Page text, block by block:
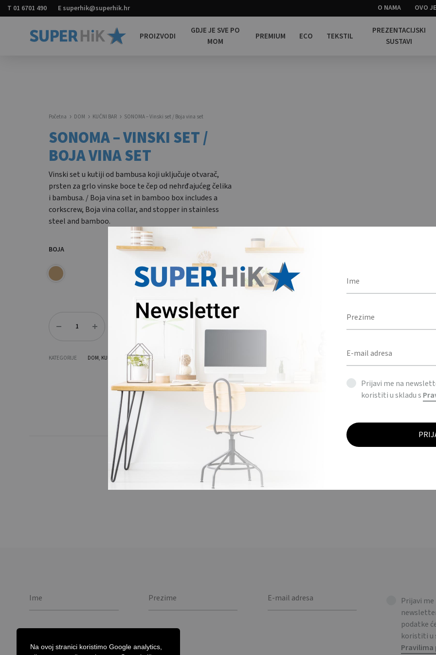
Na ovoj stranici koristimo Google analytics,
T 01 6701 490 E superhik@superhik.hr O NAMA OVO
PROIZVODI
GDJE JE SVE PO
MOM
PREMIUM ECO TEKSTIL
PREZENTACIJSKI
SUSTAVI
Početna DOM KUĆNI BAR SONOMA – Vinski set / Boja vina set
SONOMA – VINSKI SET /
BOJA VINA SET
Vinski set u kutiji od bambusa koji uključuje otvarač,
prsten za grlo vinske boce te čep od nehrđajućeg čelika
i bambusa. / Boja vina set in bamboo box includes a
corkscrew, Boja vina collar, and stopper in stainless
steel and bamboo.
BOJA
Količina
DODAJ U UPIT
KATEGORIJE DOM, KUĆNI BAR
OPIS DODATNE INFORMACIJE
Vinski set u kutiji od bambusa koji uključuje otvarač, prsten za grlo vinske boce te čep od
bambusa. / Boja vina set in bamboo box includes a corkscrew, Boja vina collar, and
and bamboo.
Prijavi me
podatke
koristiti u
Prijavi me na
koristiti u skladu s